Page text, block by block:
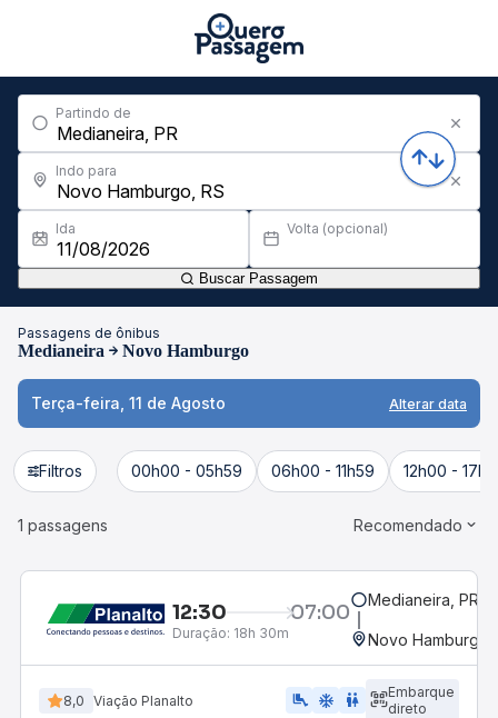
Partindo de
Indo para
Ida Volta (opcional)
Buscar Passagem
Passagens de ônibus
Medianeira Novo Hamburgo
Terça-feira, 11 de Agosto Alterar data
Filtros 00h00 - 05h59 06h00 - 11h59 12h00 -
1 passagens Recomendado
12:30 07:00
Duração: 18h 30m
Medianeira, PR
Novo Hamburgo,
8,0 Viação Planalto airline_seat_legroom_extra ac_unit WC
Embarque
direto